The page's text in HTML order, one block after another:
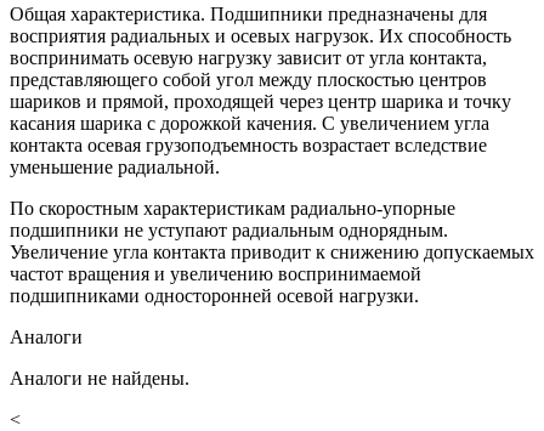
Общая характеристика. Подшипники предназначены для
восприятия радиальных и осевых нагрузок. Их способность
воспринимать осевую нагрузку зависит от угла контакта,
представляющего собой угол между плоскостью центров
шариков и прямой, проходящей через центр шарика и точку
касания шарика с дорожкой качения. С увеличением угла
контакта осевая грузоподъемность возрастает вследствие
уменьшение радиальной.
По скоростным характеристикам радиально-упорные
подшипники не уступают радиальным однорядным.
Увеличение угла контакта приводит к снижению допускаемых
частот вращения и увеличению воспринимаемой
подшипниками односторонней осевой нагрузки.
Аналоги
Аналоги не найдены.
<